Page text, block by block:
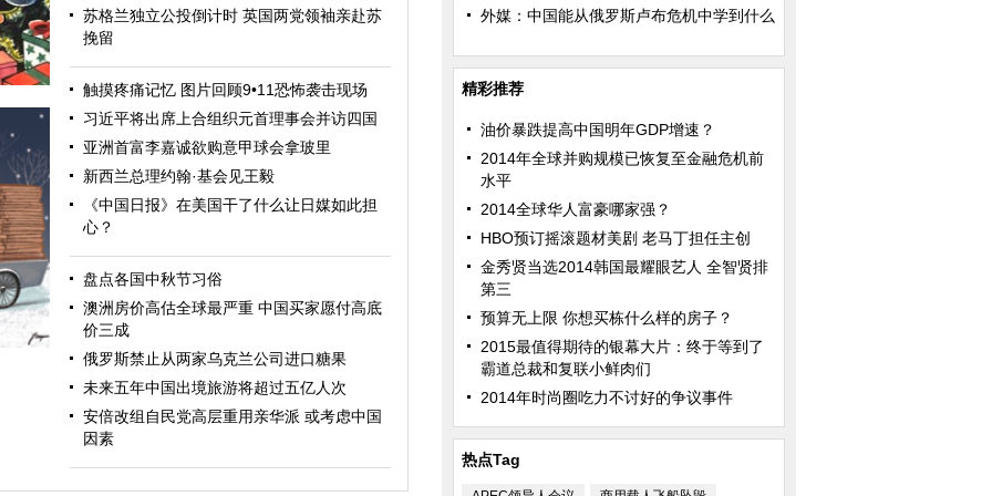
苏格兰独立公投倒计时 英国两党领袖亲赴苏
挽留
触摸疼痛记忆 图片回顾9•11恐怖袭击现场
习近平将出席上合组织元首理事会并访四国
亚洲首富李嘉诚欲购意甲球会拿玻里
新西兰总理约翰·基会见王毅
《中国日报》在美国干了什么让日媒如此担
心？
盘点各国中秋节习俗
澳洲房价高估全球最严重 中国买家愿付高底
价三成
俄罗斯禁止从两家乌克兰公司进口糖果
未来五年中国出境旅游将超过五亿人次
安倍改组自民党高层重用亲华派 或考虑中国
因素
外媒：中国能从俄罗斯卢布危机中学到什么
精彩推荐
油价暴跌提高中国明年GDP增速？
2014年全球并购规模已恢复至金融危机前
水平
2014全球华人富豪哪家强？
HBO预订摇滚题材美剧 老马丁担任主创
金秀贤当选2014韩国最耀眼艺人 全智贤排
第三
预算无上限 你想买栋什么样的房子？
2015最值得期待的银幕大片：终于等到了
霸道总裁和复联小鲜肉们
2014年时尚圈吃力不讨好的争议事件
热点Tag